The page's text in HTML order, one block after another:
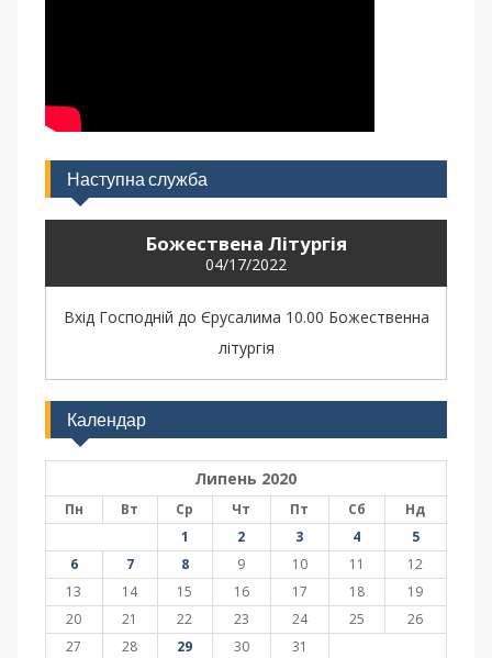
Наступна служба
Божествена Літургія
04/17/2022
Вхід Господній до Єрусалима 10.00 Божественна
літургія
Календар
Липень 2020
Пн Вт Ср Чт Пт Сб
Нд
1
2 3 4
5
6
7 8 9 10 11
12
13
14 15 16 17 18
19
20
21 22 23 24 25
26
27
28 29 30 31